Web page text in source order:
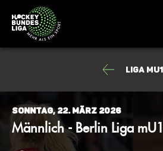
Liga
Sonntag, 22. März 2026
Männlich - Berlin Liga